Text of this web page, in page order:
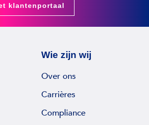
klantenportaal
Wie zijn wij
Over ons
Carrières
Compliance